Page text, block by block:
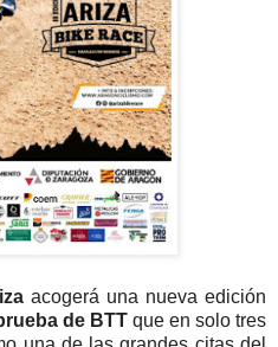
acogerá una nueva edición
de BTTque en solo tres